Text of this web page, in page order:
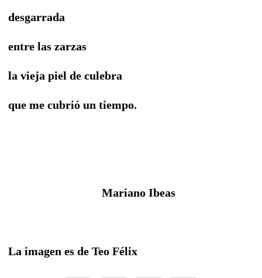
desgarrada
entre las zarzas
la vieja piel de culebra
que me cubrió un tiempo.
Mariano Ibeas
La imagen es de Teo Félix